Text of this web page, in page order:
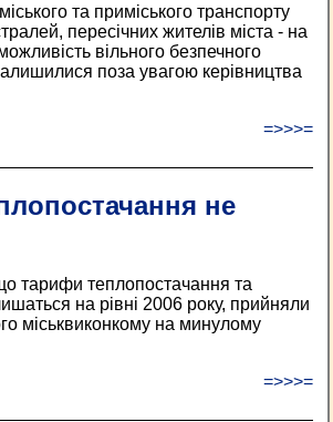
та приміського транспорту
пересічних жителів міста - на
вільного безпечного
поза увагою керівництва
=>>>=
не
тарифи теплопостачання та
на рівні 2006 року, прийняли
міськвиконкому на минулому
=>>>=